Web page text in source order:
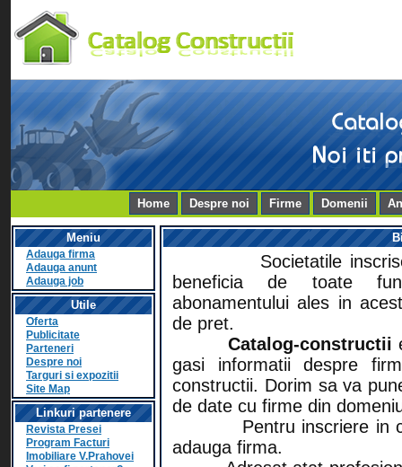
Home Despre noi Firme Domenii
Meniu
Adauga firma
Adauga anunt
Adauga job
Utile
Oferta
Publicitate
Parteneri
Despre noi
Targuri si expozitii
Site Map
Linkuri partenere
Revista Presei
Program Facturi
Imobiliare V.Prahovei
Societatile
beneficia de toate
abonamentului ales in
de pret.
Catalog-constructii
gasi informatii despre
constructii. Dorim sa va
de date cu firme din
Pentru inscriere in
adauga firma.